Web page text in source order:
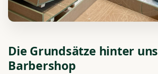
Die Grundsätze hinter
Barbershop